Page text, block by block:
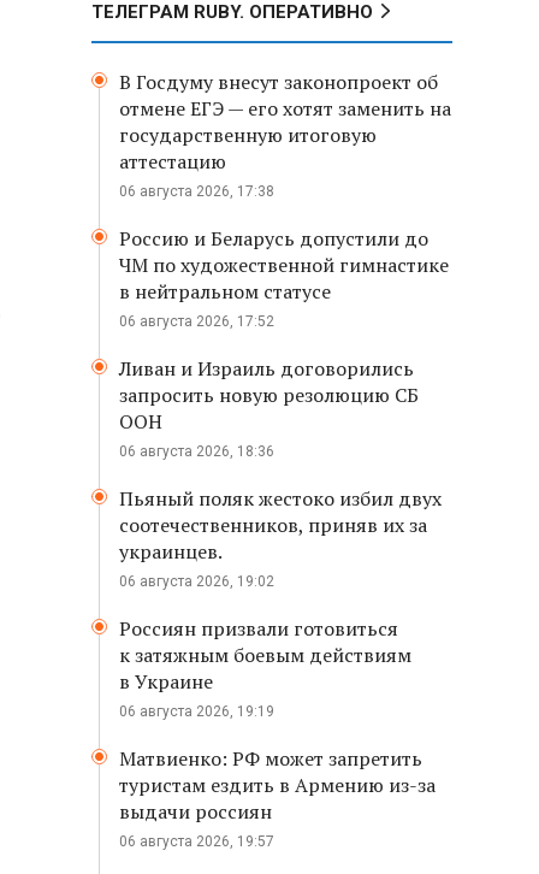
ТЕЛЕГРАМ RUBY. ОПЕРАТИВНО
В Госдуму внесут законопроект об
отмене ЕГЭ — его хотят заменить на
государственную итоговую
аттестацию
06 августа 2026, 17:38
Россию и Беларусь допустили до
ЧМ по художественной гимнастике
в нейтральном статусе
06 августа 2026, 17:52
Ливан и Израиль договорились
запросить новую резолюцию СБ
ООН
06 августа 2026, 18:36
Пьяный поляк жестоко избил двух
соотечественников, приняв их за
украинцев.
06 августа 2026, 19:02
Россиян призвали готовиться
к затяжным боевым действиям
в Украине
06 августа 2026, 19:19
Матвиенко: РФ может запретить
туристам ездить в Армению из-за
выдачи россиян
06 августа 2026, 19:57